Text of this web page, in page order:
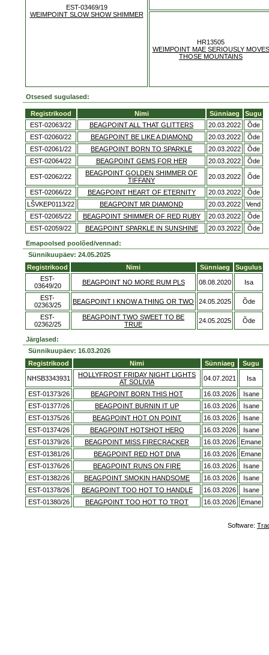
EST-03469/19
WEIMPOINT SLOW SHOW SHIMMER
HR13505
WEIMPOINT MAE SERIOUSLY MOVES
THOSE MOUNTAINS
Otsesed sugulased:
Registrikood Nimi Sünniaeg
Sugu
EST-02063/22
BEAGPOINT ALL THAT GLITTERS 20.03.2022
Õde
EST-02060/22
BEAGPOINT BE LIKE A DIAMOND 20.03.2022
Õde
EST-02061/22
BEAGPOINT BORN TO SPARKLE 20.03.2022
Õde
EST-02064/22
BEAGPOINT GEMS FOR HER 20.03.2022 Õde
EST-02062/22
BEAGPOINT GOLDEN SHIMMER OF
TIFFANY
20.03.2022 Õde
EST-02066/22 BEAGPOINT HEART OF ETERNITY 20.03.2022
Õde
LŠVKEP0113/22
BEAGPOINT MR DIAMOND 20.03.2022
Vend
EST-02065/22
BEAGPOINT SHIMMER OF RED RUBY 20.03.2022
Õde
EST-02059/22
BEAGPOINT SPARKLE IN SUNSHINE 20.03.2022 Õde
Emapoolsed poolõed/vennad:
Sünnikuupäev: 24.05.2025
Registrikood
Nimi Sünniaeg
Sugulus
EST-
03649/20
BEAGPOINT NO MORE RUM PLS 08.08.2020 Isa
EST-
02363/25
BEAGPOINT I KNOW A THING OR TWO 24.05.2025 Õde
EST-
02362/25
BEAGPOINT TWO SWEET TO BE
TRUE
24.05.2025 Õde
Järglased:
Sünnikuupäev: 16.03.2026
Registrikood
Nimi Sünniaeg Sugu
NHSB3343931
HOLLYFROST FRIDAY NIGHT LIGHTS
AT SOLIVIA
04.07.2021 Isa
EST-01373/26 BEAGPOINT BORN THIS HOT 16.03.2026
Isane
EST-01377/26
BEAGPOINT BURNIN IT UP 16.03.2026
Isane
EST-01375/26
BEAGPOINT HOT ON POINT 16.03.2026
Isane
EST-01374/26
BEAGPOINT HOTSHOT HERO 16.03.2026
Isane
EST-01379/26
BEAGPOINT MISS FIRECRACKER 16.03.2026
Emane
EST-01381/26
BEAGPOINT RED HOT DIVA 16.03.2026
Emane
EST-01376/26
BEAGPOINT RUNS ON FIRE 16.03.2026
Isane
EST-01382/26
BEAGPOINT SMOKIN HANDSOME 16.03.2026
Isane
EST-01378/26
BEAGPOINT TOO HOT TO HANDLE 16.03.2026
Isane
EST-01380/26
BEAGPOINT TOO HOT TO TROT 16.03.2026 Emane
Software: